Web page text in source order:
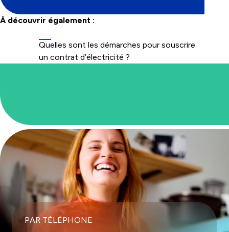
À découvrir également :
Quelles sont les démarches pour souscrire
un contrat d’électricité ?
PAR TÉLÉPHONE